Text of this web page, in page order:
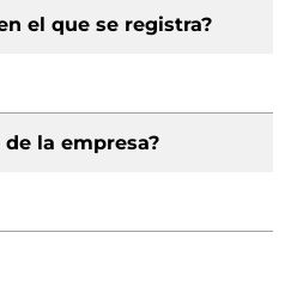
el que se registra?
la empresa?